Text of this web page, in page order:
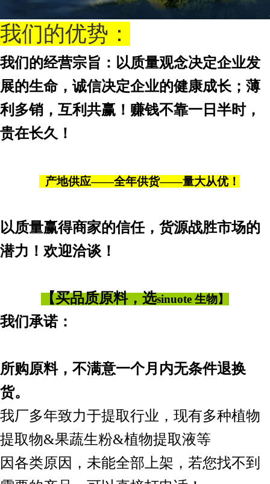
我们的优势：
我们的经营宗旨：以质量观念决定企业发
展的生命，诚信决定企业的健康成长；薄
利多销，互利共赢！赚钱不靠一日半时，
贵在长久！
产地供应——全年供货——量大从优！
以质量赢得商家的信任，货源战胜市场的
潜力！欢迎洽谈！
【买品质原料，选sinuote 生物】
我们承诺：
所购原料，不满意一个月内无条件退换
货。
我厂多年致力于提取行业，现有多种植物
提取物&果蔬生粉&植物提取液等
因各类原因，未能全部上架，若您找不到